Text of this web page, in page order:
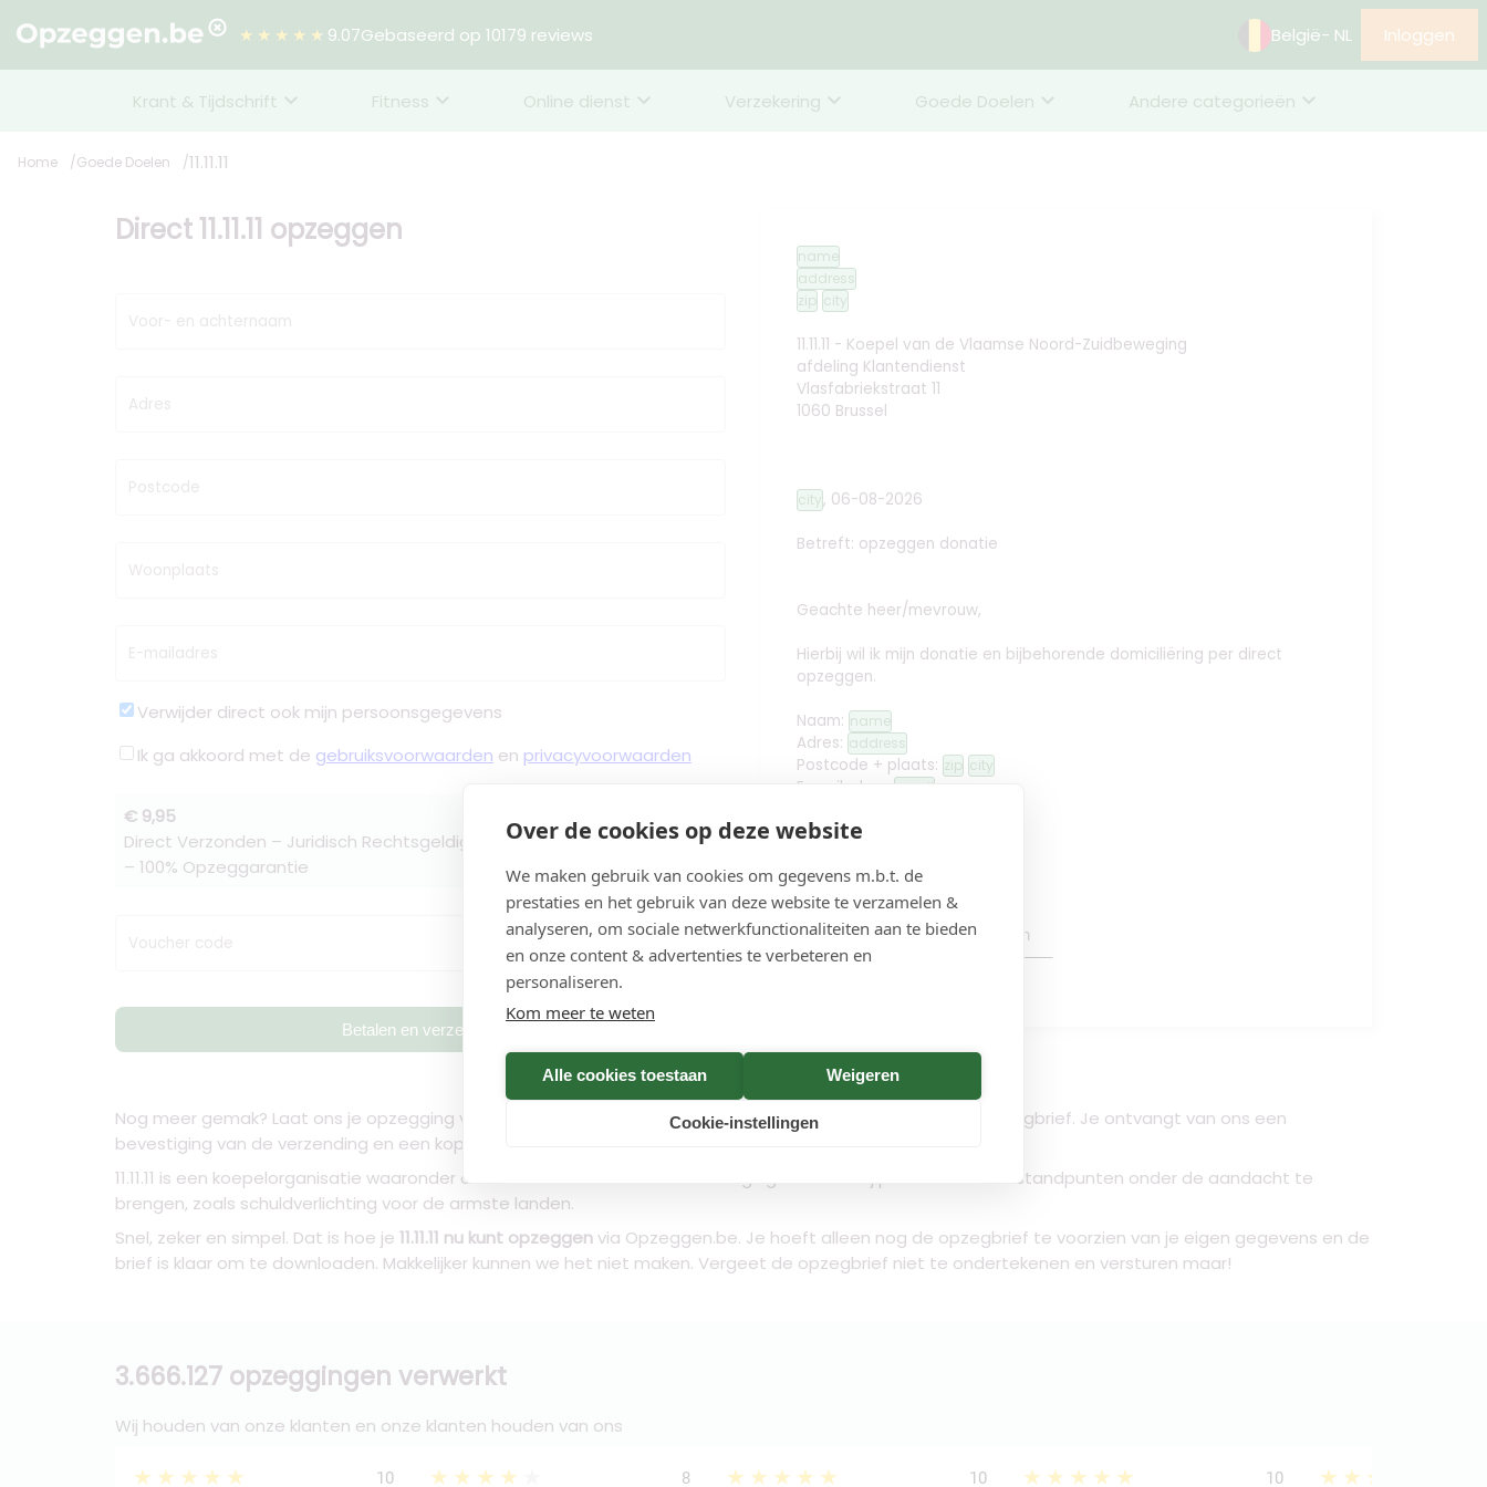
Over de cookies op deze website
We maken gebruik van cookies om gegevens m.b.t. de
prestaties en het gebruik van deze website te verzamelen &
analyseren, om sociale netwerkfunctionaliteiten aan te bieden
en onze content & advertenties te verbeteren en
personaliseren.
Kom meer te weten
Alle cookies toestaan Weigeren
Cookie-instellingen
★★★★★ 9.07Gebaseerd op 10179 reviews België- NL Inloggen
Krant & Tijdschrift Fitness Online dienst Verzekering Goede Doelen Andere categorieën
Home Goede Doelen 11.11.11
Direct 11.11.11 opzeggen
Voor- en achternaam
Adres
Postcode
Woonplaats
E-mailadres
Verwijder direct ook mijn persoonsgegevens
Ik ga akkoord met de gebruiksvoorwaarden en privacyvoorwaarden
€ 9,95
Direct Verzonden – Juridisch Rechtsgeldig – Bevestiging binnen Minuten
– 100% Opzeggarantie
Voucher code
Betalen en verzenden
name
address
zip city
11.11.11 - Koepel van de Vlaamse Noord-Zuidbeweging
afdeling Klantendienst
Vlasfabriekstraat 11
1060 Brussel
city, 06-08-2026
Betreft: opzeggen donatie
Geachte heer/mevrouw,
Hierbij wil ik mijn donatie en bijbehorende domiciliëring per direct
opzeggen.
Naam: name
Adres: address
Postcode + plaats: zip city
E-mailadres: email
Met vriendelijke groet,
editHandtekening toevoegen
Nog meer gemak? Laat ons je opzegging versturen. Jij kunt alles direct online regelen en wij verzenden je opzegbrief. Je ontvangt van ons een
bevestiging van de verzending en een kopie van je opzegbrief.
11.11.11 is een koepelorganisatie waaronder diverse Vlaamse Noord-Zuidbewegingen vallen. Zij proberen allerlei standpunten onder de aandacht te
brengen, zoals schuldverlichting voor de armste landen.
Snel, zeker en simpel. Dat is hoe je 11.11.11 nu kunt opzeggenvia Opzeggen.be. Je hoeft alleen nog de opzegbrief te voorzien van je eigen gegevens en de
brief is klaar om te downloaden. Makkelijker kunnen we het niet maken. Vergeet de opzegbrief niet te ondertekenen en versturen maar!
3.666.127 opzeggingen verwerkt
Wij houden van onze klanten en onze klanten houden van ons
★★★★★ 10 ★★★★★ 8 ★★★★★ 10 ★★★★★ 10 ★★★★★